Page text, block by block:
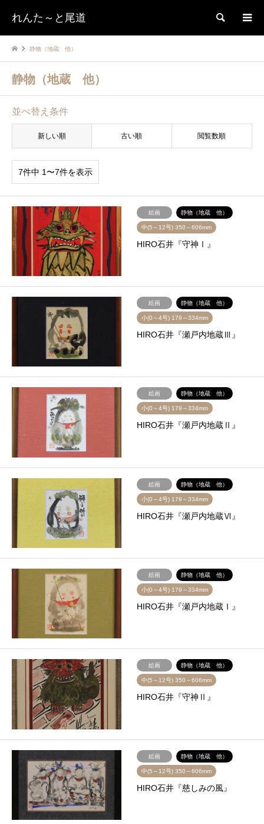
れんた～と尾道 検索
静物（地蔵 他）
静物（地蔵 他）
並べ替え条件
新しい順 古い順 閲覧数順
7件中 1〜7件を表示
絵画 静物（地蔵 他）
中(5～12号) 350～606mm
HIRO石井『守神Ⅰ』
絵画 静物（地蔵 他）
小(0～4号) 179～334mm
HIRO石井『瀬戸内地蔵Ⅲ』
絵画 静物（地蔵 他）
小(0～4号) 179～334mm
HIRO石井『瀬戸内地蔵Ⅱ』
絵画 静物（地蔵 他）
小(0～4号) 179～334mm
HIRO石井『瀬戸内地蔵Ⅵ』
絵画 静物（地蔵 他）
小(0～4号) 179～334mm
HIRO石井『瀬戸内地蔵Ⅰ』
絵画 静物（地蔵 他）
中(5～12号) 350～606mm
HIRO石井『守神Ⅱ』
絵画 静物（地蔵 他）
中(5～12号) 350～606mm
HIRO石井『慈しみの風』